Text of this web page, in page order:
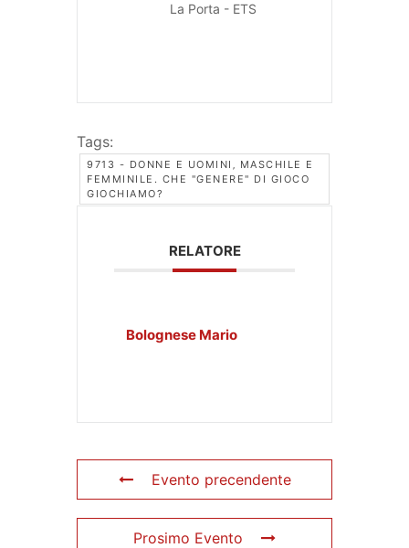
La Porta - ETS
Tags:
9713 - DONNE E UOMINI‚ MASCHILE E
FEMMINILE. CHE "GENERE" DI GIOCO
GIOCHIAMO?
RELATORE
Bolognese Mario
Evento precendente
Prosimo Evento